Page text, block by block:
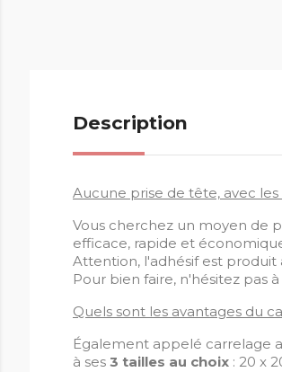
Description
Aucune prise de tête, avec les
Vous cherchez un moyen de
efficace, rapide et
Attention, l'adhésif est produit
Pour bien faire, n'hésitez pas
Quels sont les avantages du
Également appelé carrelage
à ses 3 tailles au choix : 20 x